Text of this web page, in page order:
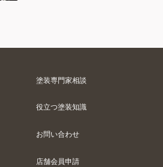
塗装専門家相談
役立つ塗装知識
お問い合わせ
店舗会員申請